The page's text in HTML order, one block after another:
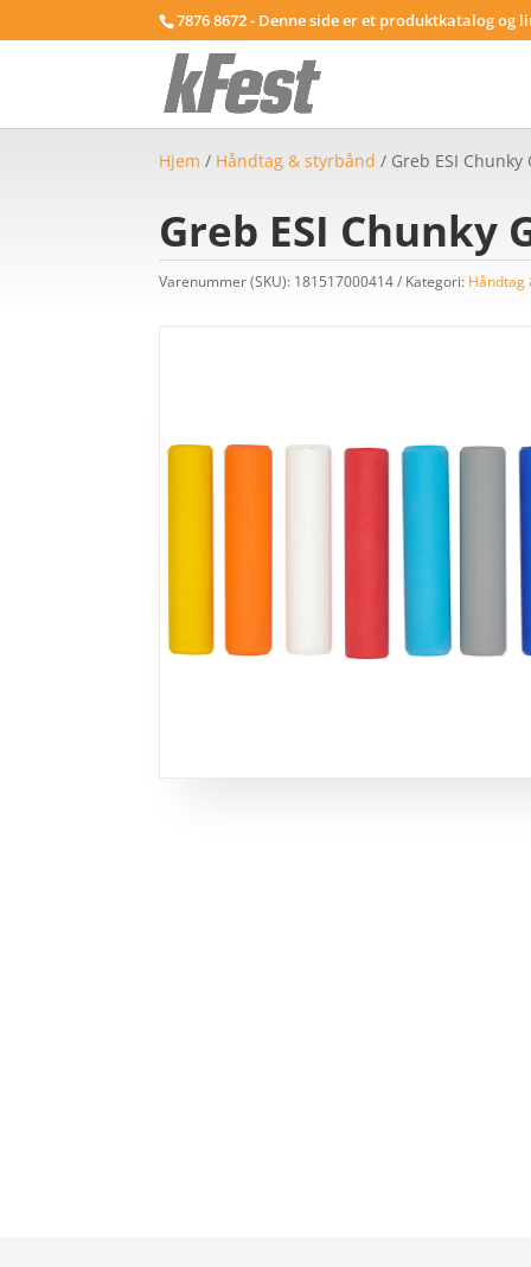
7876 8672 - Denne side er et produktkatalog
Hjem / Håndtag & styrbånd / Greb ESI Chunky
Greb ESI Chunky
Varenummer (SKU): 181517000414 Kategori: Håndtag